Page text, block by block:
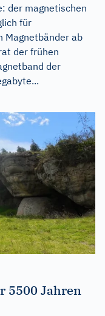
der magnetischen
für
Magnetbänder ab
der frühen
der
5500 Jahren